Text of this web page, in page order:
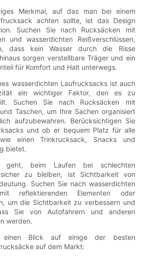
Merkmal, auf das man bei einem
achten sollte, ist das Design
Suchen Sie nach Rucksäcken mit
und wasserdichten Reißverschlüssen,
dass kein Wasser durch die Risse
sorgen verstellbare Träger und ein
für Komfort und Halt unterwegs.
wasserdichten Laufrucksacks ist auch
ein wichtiger Faktor, den es zu
Suchen Sie nach Rucksäcken mit
Taschen, um Ihre Sachen organisiert
aufzubewahren. Berücksichtigen Sie
und ob er bequem Platz für alle
einen Trinkrucksack, Snacks und
bietet.
geht, beim Laufen bei schlechten
sicher zu bleiben, ist Sichtbarkeit von
Suchen Sie nach wasserdichten
reflektierenden Elementen oder
um die Sichtbarkeit zu verbessern und
Sie von Autofahrern und anderen
werden.
Blick auf einige der besten
auf dem Markt: